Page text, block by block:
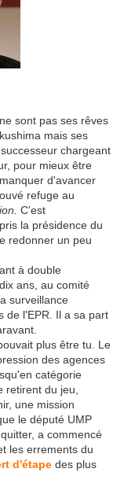
sont pas ses rêves
mais ses
chargeant
pour mieux être
d'avancer
refuge au
C'est
la présidence du
redonner un peu
à double
ans, au comité
surveillance
de l'EPR. Il a sa part
plus être tu. Le
des agences
catégorie
retirent du jeu,
une mission
le député UMP
a commencé
les errements du
d'étape des plus